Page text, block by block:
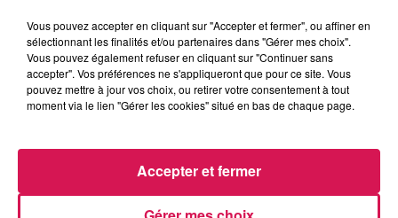
Retrouvez ici le rendez-vous Jardin et potager de Canal fm
en partenariat avec l'association "Les Jardiniers de
Maubeuge et de la Vallée de la Sambre"
Vous pouvez accepter en cliquant sur "Accepter et fermer", ou affiner en
sélectionnant les finalités et/ou partenaires dans "Gérer mes choix".
Vous pouvez également refuser en cliquant sur "Continuer sans
accepter". Vos préférences ne s'appliqueront que pour ce site. Vous
pouvez mettre à jour vos choix, ou retirer votre consentement à tout
moment via le lien "Gérer les cookies" situé en bas de chaque page.
Accepter et fermer